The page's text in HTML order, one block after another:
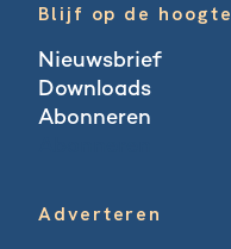
Blijf op de hoogte
Nieuwsbrief
Downloads
Abonneren
Adverteren